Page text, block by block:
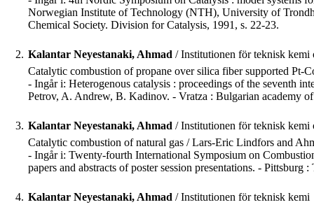
Norwegian Institute of Technology (NTH), University of
Chemical Society. Division for Catalysis, 1991, s. 22-23.
2. Kalantar Neyestanaki, Ahmad / Institutionen för teknisk kemi
Catalytic combustion of propane over silica fiber supported
- Ingår i: Heterogenous catalysis : proceedings of the seventh
Petrov, A. Andrew, B. Kadinov. - Vratza : Bulgarian academy
3. Kalantar Neyestanaki, Ahmad / Institutionen för teknisk kemi
Catalytic combustion of natural gas / Lars-Eric Lindfors and
- Ingår i: Twenty-fourth International Symposium on
papers and abstracts of poster session presentations. -
4. Kalantar Neyestanaki, Ahmad / Institutionen för teknisk kemi